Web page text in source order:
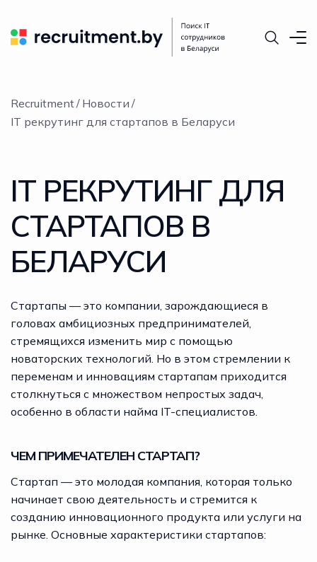
Recruitment Новости
IT рекрутинг для стартапов в Беларуси
IT РЕКРУТИНГ ДЛЯ
СТАРТАПОВ В
БЕЛАРУСИ
Стартапы — это компании, зарождающиеся в
головах амбициозных предпринимателей,
стремящихся изменить мир с помощью
новаторских технологий. Но в этом стремлении к
переменам и инновациям стартапам приходится
столкнуться с множеством непростых задач,
особенно в области найма IT-специалистов.
ЧЕМ ПРИМЕЧАТЕЛЕН СТАРТАП?
Стартап — это молодая компания, которая только
начинает свою деятельность и стремится к
созданию инновационного продукта или услуги на
рынке. Основные характеристики стартапов: